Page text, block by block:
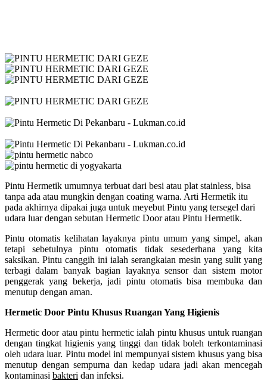
Pintu Hermetik umumnya terbuat dari besi atau plat stainless, bisa
tanpa ada atau mungkin dengan coating warna. Arti Hermetik itu
pada akhirnya dipakai juga untuk meyebut Pintu yang tersegel dari
udara luar dengan sebutan Hermetic Door atau Pintu Hermetik.
Pintu otomatis kelihatan layaknya pintu umum yang simpel, akan
tetapi sebetulnya pintu otomatis tidak sesederhana yang kita
saksikan. Pintu canggih ini ialah serangkaian mesin yang sulit yang
terbagi dalam banyak bagian layaknya sensor dan sistem motor
penggerak yang bekerja, jadi pintu otomatis bisa membuka dan
menutup dengan aman.
Hermetic Door Pintu Khusus Ruangan Yang Higienis
Hermetic door atau pintu hermetic ialah pintu khusus untuk ruangan
dengan tingkat higienis yang tinggi dan tidak boleh terkontaminasi
oleh udara luar. Pintu model ini mempunyai sistem khusus yang bisa
menutup dengan sempurna dan kedap udara jadi akan mencegah
kontaminasi bakteri dan infeksi.